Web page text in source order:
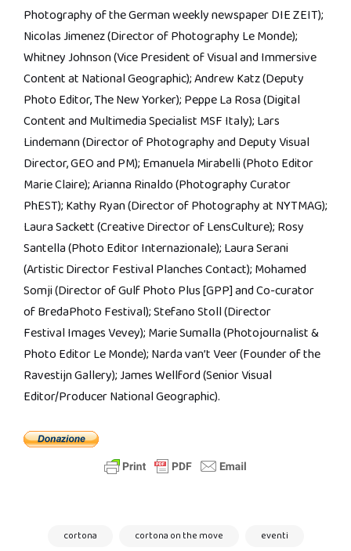
Photography of the German weekly newspaper DIE ZEIT);
Nicolas Jimenez (Director of Photography Le Monde);
Whitney Johnson (Vice President of Visual and Immersive
Content at National Geographic); Andrew Katz (Deputy
Photo Editor, The New Yorker); Peppe La Rosa (Digital
Content and Multimedia Specialist MSF Italy); Lars
Lindemann (Director of Photography and Deputy Visual
Director, GEO and PM); Emanuela Mirabelli (Photo Editor
Marie Claire); Arianna Rinaldo (Photography Curator
PhEST); Kathy Ryan (Director of Photography at NYTMAG);
Laura Sackett (Creative Director of LensCulture); Rosy
Santella (Photo Editor Internazionale); Laura Serani
(Artistic Director Festival Planches Contact); Mohamed
Somji (Director of Gulf Photo Plus [GPP] and Co-curator
of BredaPhoto Festival); Stefano Stoll (Director
Festival Images Vevey); Marie Sumalla (Photojournalist &
Photo Editor Le Monde); Narda van’t Veer (Founder of the
Ravestijn Gallery); James Wellford (Senior Visual
Editor/Producer National Geographic).
cortona cortona on the move
eventi